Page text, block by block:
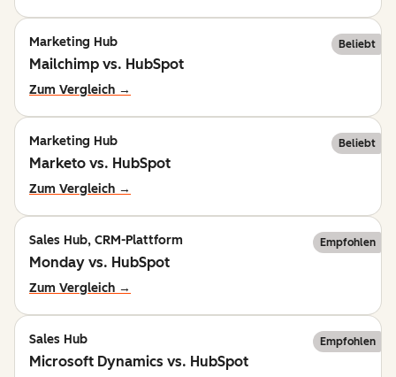
Marketing Hub Beliebt
Mailchimp vs. HubSpot
Zum Vergleich →
Marketing Hub Beliebt
Marketo vs. HubSpot
Zum Vergleich →
Sales Hub, CRM-Plattform Empfohlen
Monday vs. HubSpot
Zum Vergleich →
Sales Hub Empfohlen
Microsoft Dynamics vs. HubSpot